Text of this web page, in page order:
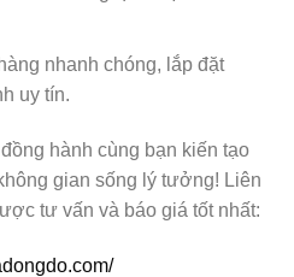
nhanh chóng, lắp đặt
uy tín.
hành cùng bạn kiến tạo
gian sống lý tưởng! Liên
tư vấn và báo giá tốt nhất: